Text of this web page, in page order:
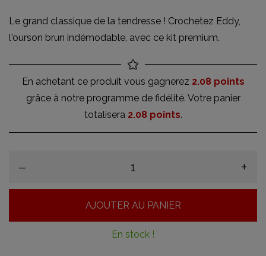
Le grand classique de la tendresse ! Crochetez Eddy,
l'ourson brun indémodable, avec ce kit premium.
En achetant ce produit vous gagnerez 2.08 points
grâce à notre programme de fidélité. Votre panier
totalisera 2.08 points.
– +
AJOUTER AU PANIER
En stock !